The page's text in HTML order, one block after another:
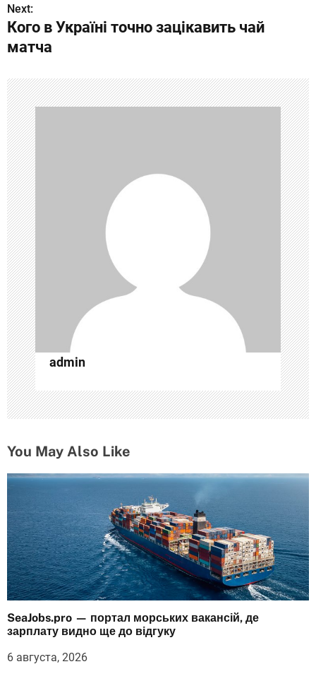
и
г
ц
и
я
п
о
з
а
п
и
с
я
м
Next:
Кого в Україні точно зацікавить чай
матча
admin
You May Also Like
SeaJobs.pro — портал морських вакансій, де
зарплату видно ще до відгуку
6 августа, 2026